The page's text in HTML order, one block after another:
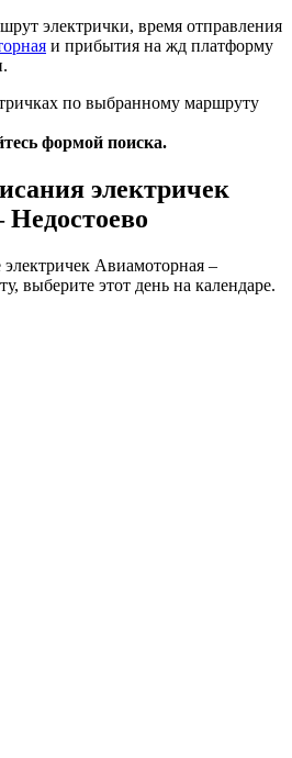
электрички, время отправления
и прибытия на жд платформу
по выбранному маршруту
формой поиска.
электричек
Авиамоторная –
выберите этот день на календаре.